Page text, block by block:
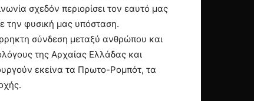
σχεδόν περιορίσει τον εαυτό μας
την φυσική μας υπόσταση.
σύνδεση μεταξύ ανθρώπου και
της Αρχαίας Ελλάδας και
εκείνα τα Πρωτο-Ρομπότ, τα